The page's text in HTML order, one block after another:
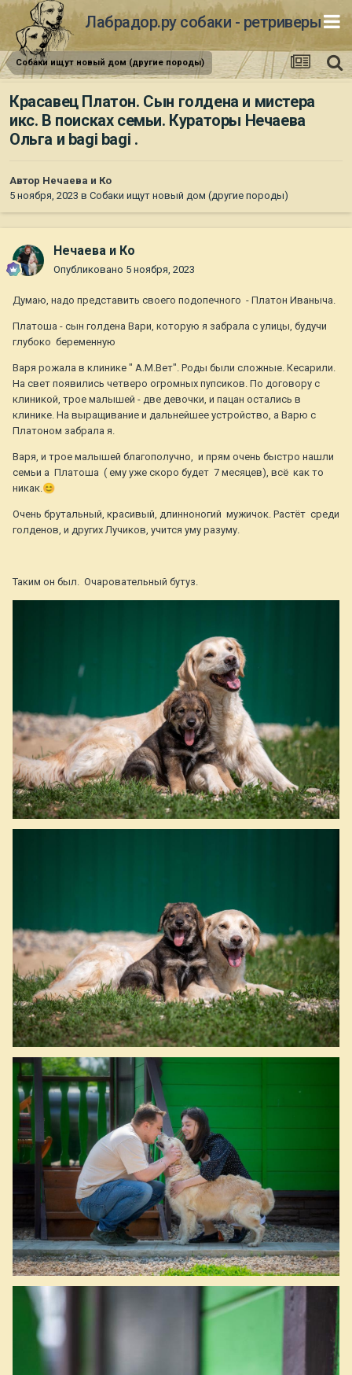
Лабрадор.ру собаки - ретриверы
Собаки ищут новый дом (другие породы)
Красавец Платон. Сын голдена и мистера
икс. В поисках семьи. Кураторы Нечаева
Ольга и bagi bagi .
Автор Нечаева и Ко
5 ноября, 2023 в Собаки ищут новый дом (другие породы)
Нечаева и Ко
Опубликовано 5 ноября, 2023
Думаю, надо представить своего подопечного - Платон Иваныча.
Платоша - сын голдена Вари, которую я забрала с улицы, будучи
глубоко беременную
Варя рожала в клинике " А.М.Вет". Роды были сложные. Кесарили.
На свет появились четверо огромных пупсиков. По договору с
клиникой, трое малышей - две девочки, и пацан остались в
клинике. На выращивание и дальнейшее устройство, а Варю с
Платоном забрала я.
Варя, и трое малышей благополучно, и прям очень быстро нашли
семьи а Платоша ( ему уже скоро будет 7 месяцев), всё как то
никак.😊
Очень брутальный, красивый, длинноногий мужичок. Растёт среди
голденов, и других Лучиков, учится уму разуму.
Таким он был. Очаровательный бутуз.